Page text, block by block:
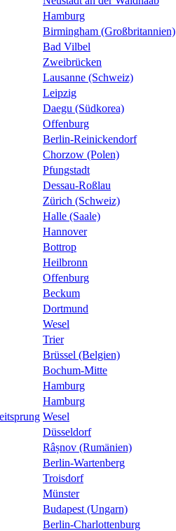
Hamburg
Birmingham (Großbritannien)
Bad Vilbel
Zweibrücken
Lausanne (Schweiz)
Leipzig
Daegu (Südkorea)
Offenburg
Berlin-Reinickendorf
Chorzow (Polen)
Pfungstadt
Dessau-Roßlau
Zürich (Schweiz)
Halle (Saale)
Hannover
Bottrop
Heilbronn
Offenburg
Beckum
Dortmund
Wesel
Trier
Brüssel (Belgien)
Bochum-Mitte
Hamburg
Hamburg
Wesel
Düsseldorf
Râșnov (Rumänien)
Berlin-Wartenberg
Troisdorf
Münster
Budapest (Ungarn)
Berlin-Charlottenburg